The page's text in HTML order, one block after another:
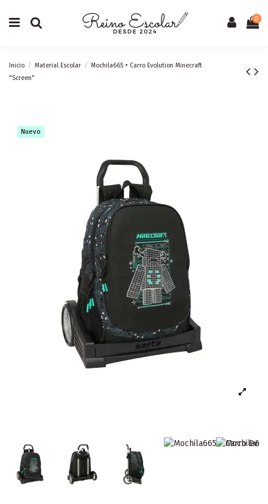
0
Inicio Material Escolar
Mochila665 + Carro Evolution Minecraft
"Screen"
Nuevo